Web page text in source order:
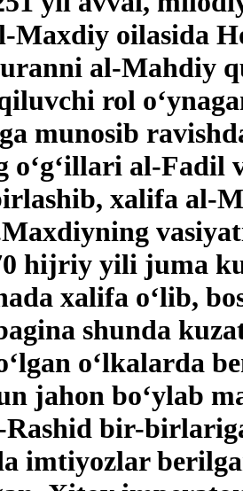
oilasida
al-Mahdiy
rol
munosib
al-Fadil
xalifa al-
hijriy yili juma
xalifa o‘lib,
shunda
o‘lkalarda
jahon bo‘ylab
bir-
imtiyozlar